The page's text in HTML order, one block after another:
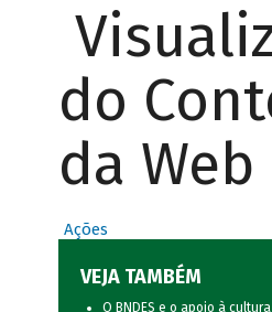
do
da Web
Ações
VEJA TAMBÉM
O BNDES e o apoio à cultura